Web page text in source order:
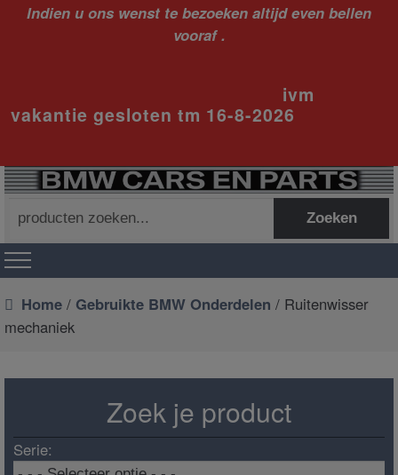
Indien u ons wenst te bezoeken altijd even bellen
vooraf .
ivm
vakantie gesloten tm 16-8-2026
naar:
Zoeken
Home / Gebruikte BMW Onderdelen / Ruitenwisser
mechaniek
Zoek je product
Serie: